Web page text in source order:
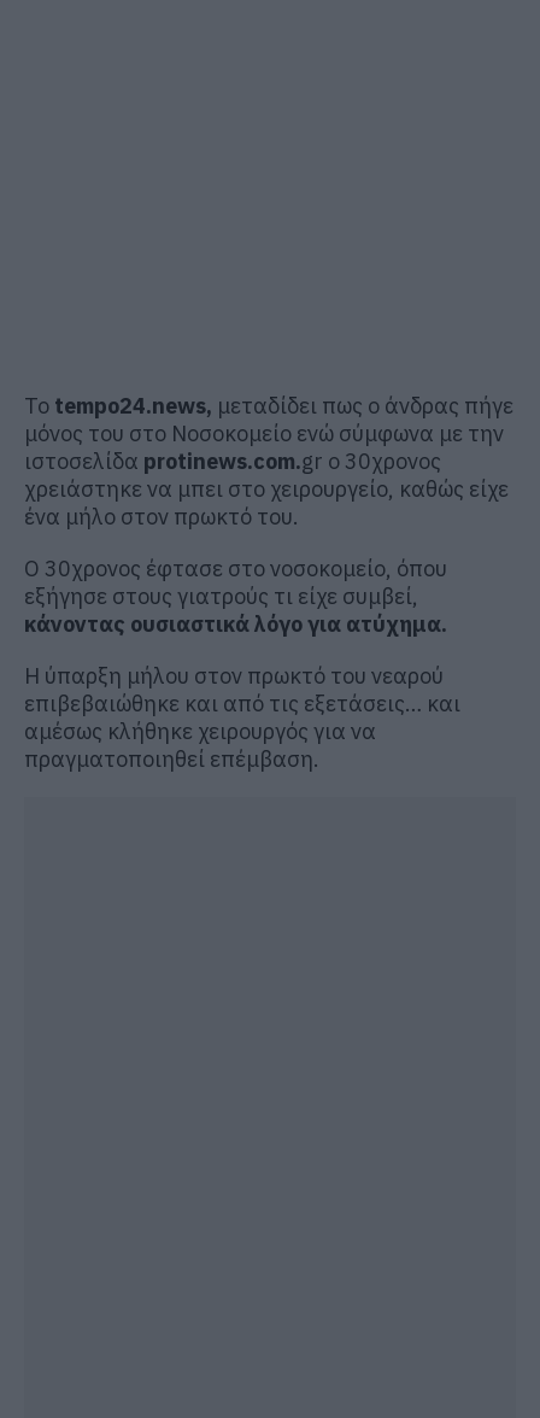
Το tempo24.news, μεταδίδει πως ο άνδρας πήγε
μόνος του στο Νοσοκομείο ενώ σύμφωνα με την
ιστοσελίδα protinews.com.gr ο 30χρονος
χρειάστηκε να μπει στο χειρουργείο, καθώς είχε
ένα μήλο στον πρωκτό του.
Ο 30χρονος έφτασε στο νοσοκομείο, όπου
εξήγησε στους γιατρούς τι είχε συμβεί,
κάνοντας ουσιαστικά λόγο για ατύχημα.
Η ύπαρξη μήλου στον πρωκτό του νεαρού
επιβεβαιώθηκε και από τις εξετάσεις… και
αμέσως κλήθηκε χειρουργός για να
πραγματοποιηθεί επέμβαση.